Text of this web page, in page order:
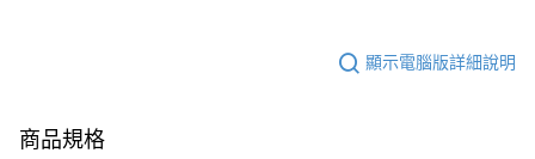
顯示電腦版詳細說明
商品規格